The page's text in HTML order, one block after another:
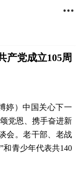

产党成立105周
婷）中国关心下一
党恩、携手奋进新
会。老干部、老战
和青少年代表共140